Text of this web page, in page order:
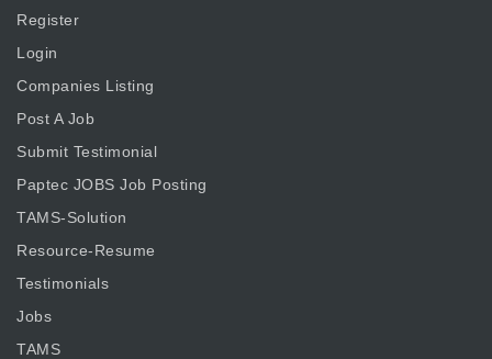
Register
Login
Companies Listing
Post A Job
Submit Testimonial
Paptec JOBS Job Posting
TAMS-Solution
Resource-Resume
Testimonials
Jobs
TAMS